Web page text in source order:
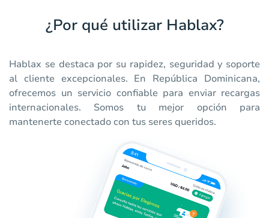
¿Por qué utilizar Hablax?
Hablax se destaca por su rapidez, seguridad y soporte
al cliente excepcionales. En República Dominicana,
ofrecemos un servicio confiable para enviar recargas
internacionales. Somos tu mejor opción para
mantenerte conectado con tus seres queridos.